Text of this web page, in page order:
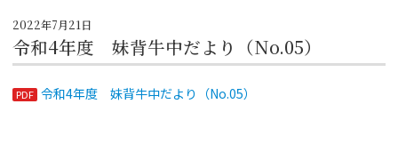
2022年7月21日
令和4年度 妹背牛中だより（No.05）
令和4年度 妹背牛中だより（No.05）